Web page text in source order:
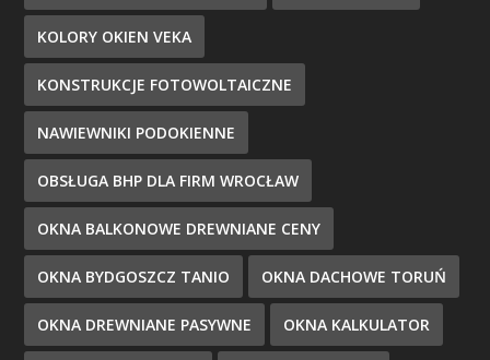
KOLORY OKIEN VEKA
KONSTRUKCJE FOTOWOLTAICZNE
NAWIEWNIKI PODOKIENNE
OBSŁUGA BHP DLA FIRM WROCŁAW
OKNA BALKONOWE DREWNIANE CENY
OKNA BYDGOSZCZ TANIO OKNA DACHOWE TORUŃ
OKNA DREWNIANE PASYWNE OKNA KALKULATOR